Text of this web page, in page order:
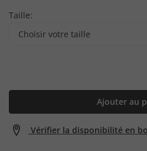
Taille:
Choisir votre taille
Ajouter au
Vérifier la disponibilité en